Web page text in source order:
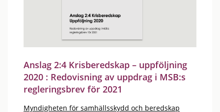
Anslag 2:4 Krisberedskap – uppföljning
2020 : Redovisning av uppdrag i MSB:s
regleringsbrev för 2021
Myndigheten för samhällsskydd och beredskap